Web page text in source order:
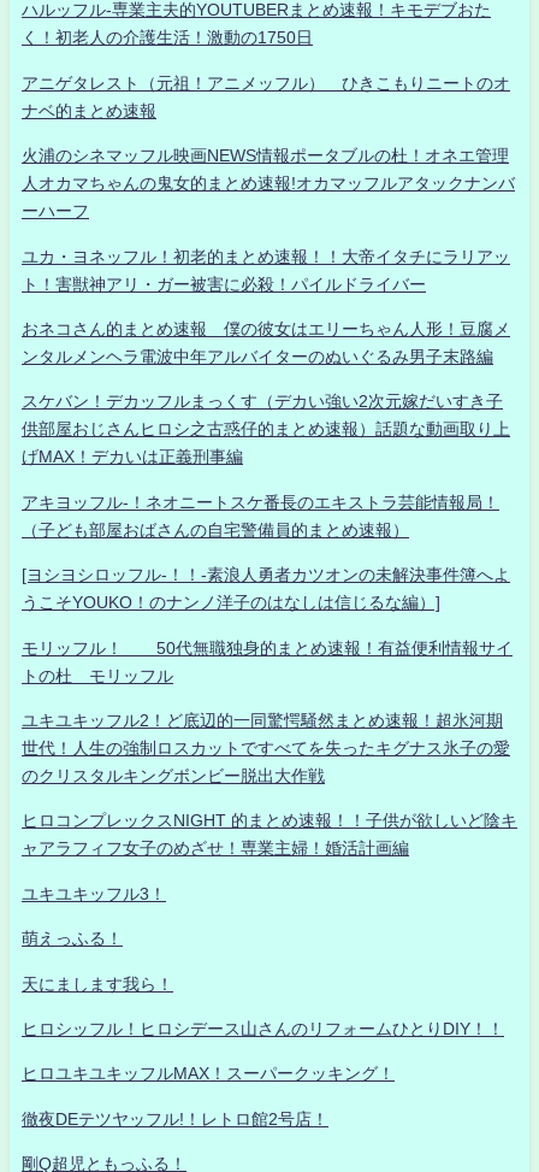
ハルッフル-専業主夫的YOUTUBERまとめ速報！キモデブおた
く！初老人の介護生活！激動の1750日
アニゲタレスト（元祖！アニメッフル） ひきこもりニートのオ
ナベ的まとめ速報
火浦のシネマッフル映画NEWS情報ポータブルの杜！オネエ管理
人オカマちゃんの鬼女的まとめ速報!オカマッフルアタックナンバ
ーハーフ
ユカ・ヨネッフル！初老的まとめ速報！！大帝イタチにラリアッ
ト！害獣神アリ・ガー被害に必殺！パイルドライバー
おネコさん的まとめ速報 僕の彼女はエリーちゃん人形！豆腐メ
ンタルメンヘラ電波中年アルバイターのぬいぐるみ男子末路編
スケバン！デカッフルまっくす（デカい強い2次元嫁だいすき子
供部屋おじさんヒロシ之古惑仔的まとめ速報）話題な動画取り上
げMAX！デカいは正義刑事編
アキヨッフル-！ネオニートスケ番長のエキストラ芸能情報局！
（子ども部屋おばさんの自宅警備員的まとめ速報）
[ヨシヨシロッフル-！！-素浪人勇者カツオンの未解決事件簿へよ
うこそYOUKO！のナンノ洋子のはなしは信じるな編）]
モリッフル！ 50代無職独身的まとめ速報！有益便利情報サイ
トの杜 モリッフル
ユキユキッフル2！ど底辺的一同驚愕騒然まとめ速報！超氷河期
世代！人生の強制ロスカットですべてを失ったキグナス氷子の愛
のクリスタルキングボンビー脱出大作戦
ヒロコンプレックスNIGHT 的まとめ速報！！子供が欲しいど陰キ
ャアラフィフ女子のめざせ！専業主婦！婚活計画編
ユキユキッフル3！
萌えっふる！
天にまします我ら！
ヒロシッフル！ヒロシデース山さんのリフォームひとりDIY！！
ヒロユキユキッフルMAX！スーパークッキング！
徹夜DEテツヤッフル!！レトロ館2号店！
剛Q超児ともっふる！